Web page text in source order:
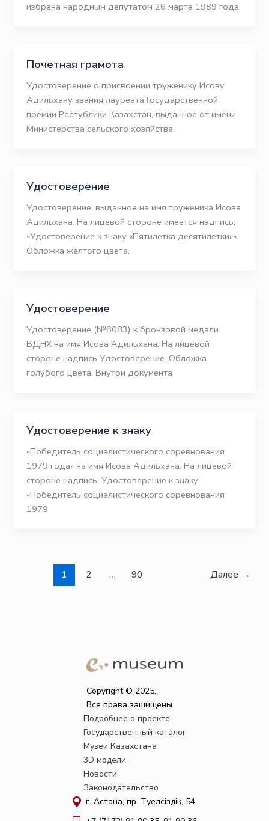
избрана народным депутатом 26 марта 1989 года.
Почетная грамота
Удостоверение о присвоении труженику Исову
Адильхану звания лауреата Государственной
премии Республики Казахстан, выданное от имени
Министерства сельского хозяйства.
Удостоверение
Удостоверение, выданное на имя труженика Исова
Адильхана. На лицевой стороне имеется надпись:
«Удостоверение к знаку «Пятилетка десятилетки»».
Обложка жёлтого цвета.
Удостоверение
Удостоверение (№8083) к бронзовой медали
ВДНХ на имя Исова Адильхана. На лицевой
стороне надпись Удостоверение. Обложка
голубого цвета. Внутри документа
Удостоверение к знаку
«Победитель социалистического соревнования
1979 года» на имя Исова Адильхана. На лицевой
стороне надпись. Удостоверение к знаку
«Победитель социалистического соревнования
1979
1 2 … 90 Далее →
Copyright © 2025.
Все права защищены
Подробнее о проекте
Государственный каталог
Музеи Казахстана
3D модели
Новости
Законодательство
г. Астана, пр. Тәуелсіздік, 54